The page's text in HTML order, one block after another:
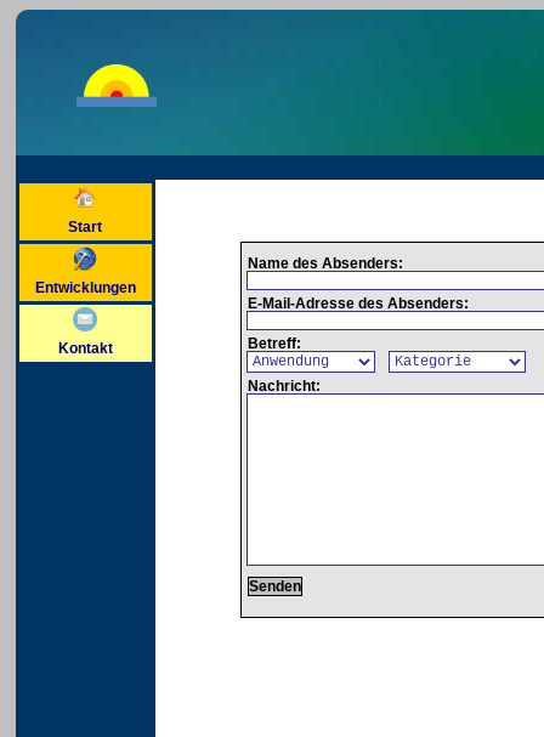
Start
Entwicklungen
Kontakt
Name des Absenders:
E-Mail-Adresse des Absenders:
Betreff:
Nachricht: